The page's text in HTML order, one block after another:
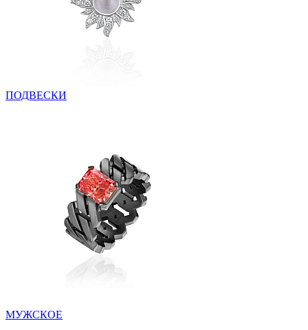
ПОДВЕСКИ
МУЖСКОЕ